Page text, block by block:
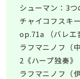
シューマン：3
チャイコフスキ
op.71a （バレエ
ラフマニノフ（
2《ハープ独奏》
ラフマニノフ（